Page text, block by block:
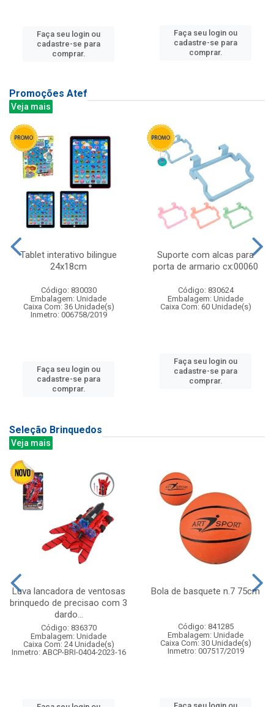
Faça seu login ou
cadastre-se para
comprar.
Faça seu login ou
cadastre-se para
comprar.
Promoções Atef
Veja mais
Tablet interativo bilingue
24x18cm
Código: 830030
Embalagem: Unidade
Caixa Com: 36 Unidade(s)
Inmetro: 006758/2019
Faça seu login ou
cadastre-se para
comprar.
Suporte com alcas para
porta de armario cx:00060
Código: 830624
Embalagem: Unidade
Caixa Com: 60 Unidade(s)
Faça seu login ou
cadastre-se para
comprar.
Seleção Brinquedos
Veja mais
Luva lancadora de ventosas
brinquedo de precisao com 3
dardo...
Código: 836370
Embalagem: Unidade
Caixa Com: 24 Unidade(s)
Inmetro: ABCP-BRI-0404-2023-16
Bola de basquete n.7 75cm
Código: 841285
Embalagem: Unidade
Caixa Com: 30 Unidade(s)
Inmetro: 007517/2019